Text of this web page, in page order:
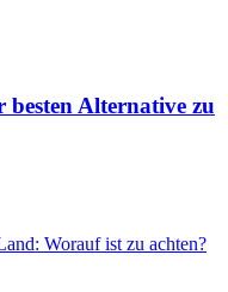
besten Alternative zu